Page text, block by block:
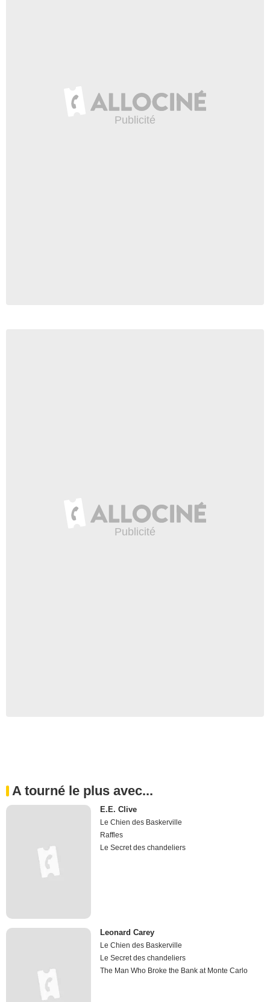
A tourné le plus avec...
E.E. Clive
Le Chien des Baskerville
Raffles
Le Secret des chandeliers
Leonard Carey
Le Chien des Baskerville
Le Secret des chandeliers
The Man Who Broke the Bank at Monte Carlo